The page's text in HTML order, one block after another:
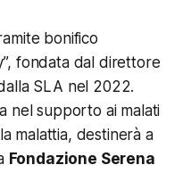
bonifico
fondata dal direttore
SLA nel 2022.
nel supporto ai malati
malattia, destinerà a
Fondazione Serena